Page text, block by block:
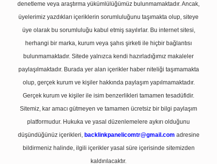
denetleme veya araştırma yükümlülüğümüz bulunmamaktadır. Ancak,
üyelerimiz yazdıkları içeriklerin sorumluluğunu taşımakta olup, siteye
üye olarak bu sorumluluğu kabul etmiş sayılırlar. Bu internet sitesi,
herhangi bir marka, kurum veya şahıs şirketi ile hiçbir bağlantısı
bulunmamaktadır. Sitede yalnızca kendi hazırladığımız makaleler
paylaşılmaktadır. Burada yer alan içerikler haber niteliği taşımamakta
olup, gerçek kurum ve kişiler hakkında paylaşım yapılmamaktadır.
Gerçek kurum ve kişiler ile isim benzerlikleri tamamen tesadüfidir.
Sitemiz, kar amacı gütmeyen ve tamamen ücretsiz bir bilgi paylaşım
platformudur. Hukuka ve yasal düzenlemelere aykırı olduğunu
düşündüğünüz içerikleri, backlinkpanelicomtr@gmail.com adresine
bildirmeniz halinde, ilgili içerikler yasal süre içerisinde sitemizden
kaldırılacaktır.